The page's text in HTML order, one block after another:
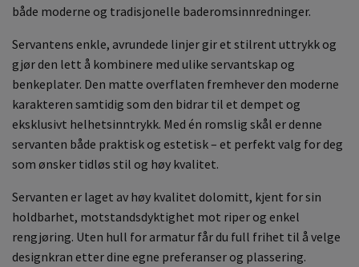
både moderne og tradisjonelle baderomsinnredninger.
Servantens enkle, avrundede linjer gir et stilrent uttrykk og
gjør den lett å kombinere med ulike servantskap og
benkeplater. Den matte overflaten fremhever den moderne
karakteren samtidig som den bidrar til et dempet og
eksklusivt helhetsinntrykk. Med én romslig skål er denne
servanten både praktisk og estetisk – et perfekt valg for deg
som ønsker tidløs stil og høy kvalitet.
Servanten er laget av høy kvalitet dolomitt, kjent for sin
holdbarhet, motstandsdyktighet mot riper og enkel
rengjøring. Uten hull for armatur får du full frihet til å velge
designkran etter dine egne preferanser og plassering.